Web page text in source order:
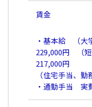
賃金
・基本給 （大
229,000円 （
217,000円
（住宅手当、勤
・通勤手当 実